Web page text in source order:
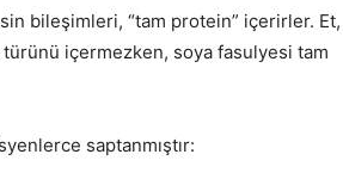
bileşimleri, “tam protein” içerirler. Et,
içermezken, soya fasulyesi tam
saptanmıştır: